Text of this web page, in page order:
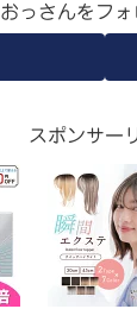
おっさんをフォ
スポンサー